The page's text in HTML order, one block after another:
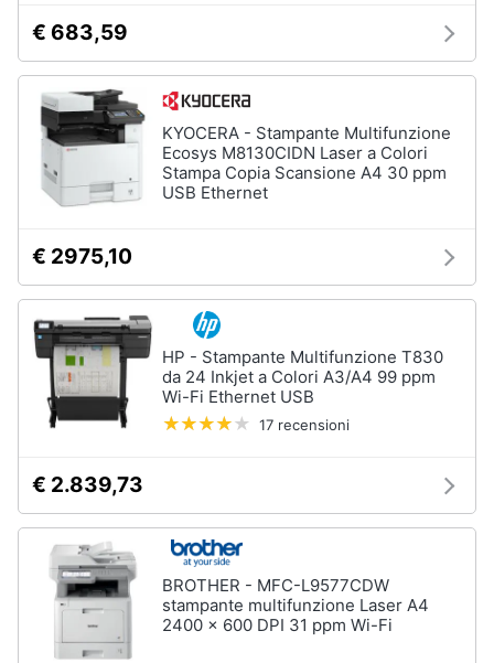
€ 683,59
KYOCERA - Stampante Multifunzione
Ecosys M8130CIDN Laser a Colori
Stampa Copia Scansione A4 30 ppm
USB Ethernet
€ 2975,10
HP - Stampante Multifunzione T830
da 24 Inkjet a Colori A3/A4 99 ppm
Wi-Fi Ethernet USB
17 recensioni
€ 2.839,73
BROTHER - MFC-L9577CDW
stampante multifunzione Laser A4
2400 x 600 DPI 31 ppm Wi-Fi